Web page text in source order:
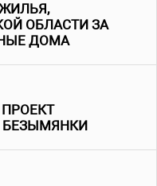
ОБЛАСТИ ЗА
ДОМА
БЕЗЫМЯНКИ